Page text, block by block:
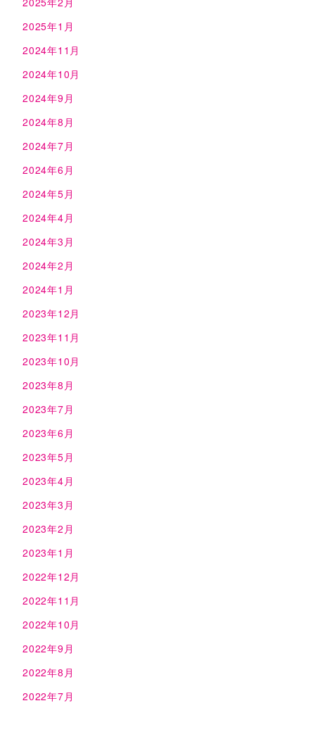
2025年1月
2024年11月
2024年10月
2024年9月
2024年8月
2024年7月
2024年6月
2024年5月
2024年4月
2024年3月
2024年2月
2024年1月
2023年12月
2023年11月
2023年10月
2023年8月
2023年7月
2023年6月
2023年5月
2023年4月
2023年3月
2023年2月
2023年1月
2022年12月
2022年11月
2022年10月
2022年9月
2022年8月
2022年7月